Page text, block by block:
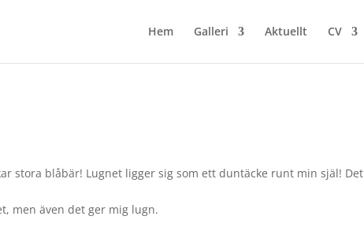
Hem Galleri Aktuellt CV
stora blåbär! Lugnet ligger sig som ett duntäcke runt min själ! Det
men även det ger mig lugn.